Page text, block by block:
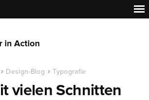
Design-Blog Typografie
vielen Schnitten